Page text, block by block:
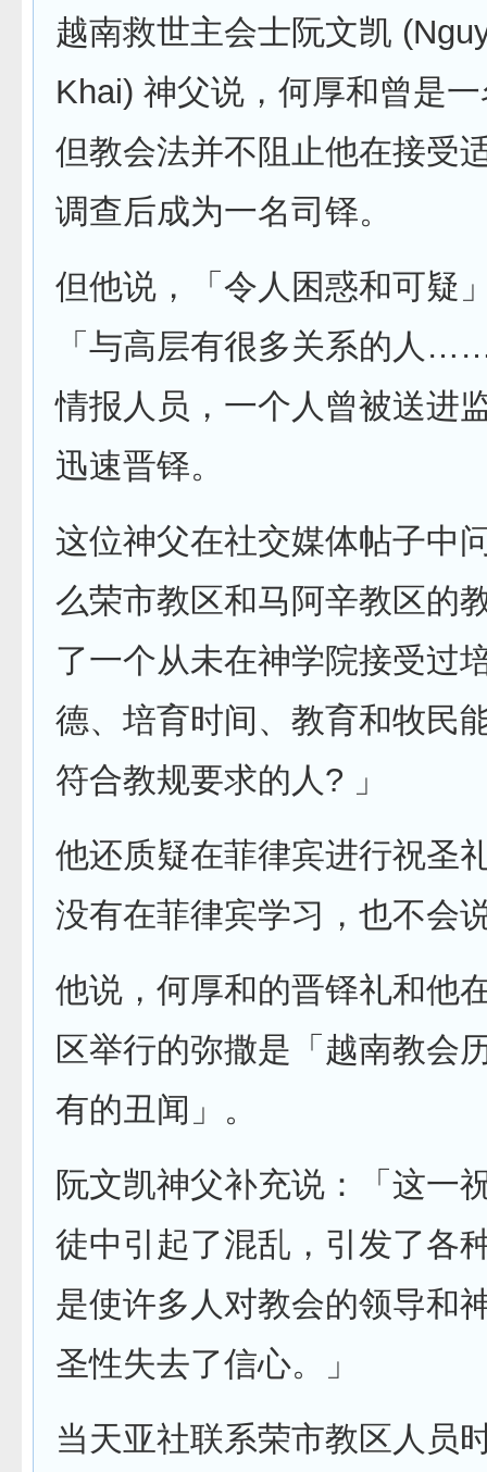
越南救世主会士阮文凯
Khai) 神父说，何厚和曾是
但教会法并不阻止他在接受
调查后成为一名司铎。
但他说，「令人困惑和可疑
「与高层有很多关系的人
情报人员，一个人曾被送进
迅速晋铎。
这位神父在社交媒体帖子中
么荣市教区和马阿辛教区的
了一个从未在神学院接受过
德、培育时间、教育和牧民
符合教规要求的人? 」
他还质疑在菲律宾进行祝圣
没有在菲律宾学习，也不会
他说，何厚和的晋铎礼和他
区举行的弥撒是「越南教会
有的丑闻」。
阮文凯神父补充说：「这一
徒中引起了混乱，引发了各
是使许多人对教会的领导和
圣性失去了信心。」
当天亚社联系荣市教区人员